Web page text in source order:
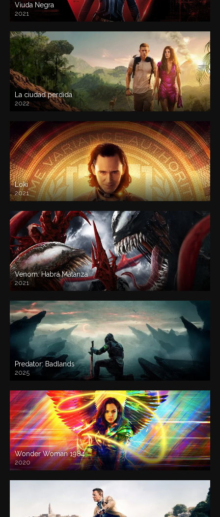
Viuda Negra
2021
La ciudad perdida
2022
Loki
2021
Venom: Habrá Matanza
2021
Predator: Badlands
2025
Wonder Woman 1984
2020